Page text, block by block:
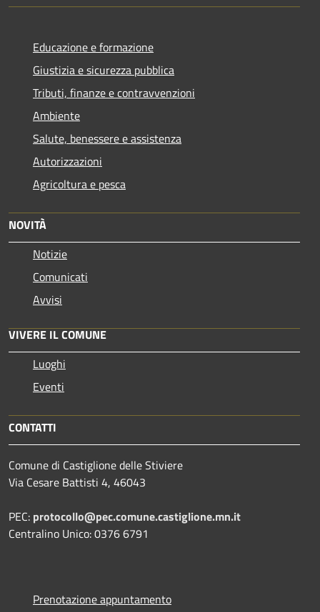
Educazione e formazione
Giustizia e sicurezza pubblica
Tributi, finanze e contravvenzioni
Ambiente
Salute, benessere e assistenza
Autorizzazioni
Agricoltura e pesca
NOVITÀ
Notizie
Comunicati
Avvisi
VIVERE IL COMUNE
Luoghi
Eventi
CONTATTI
Comune di Castiglione delle Stiviere
Via Cesare Battisti 4, 46043
PEC: protocollo@pec.comune.castiglione.mn.it
Centralino Unico: 0376 6791
Prenotazione appuntamento